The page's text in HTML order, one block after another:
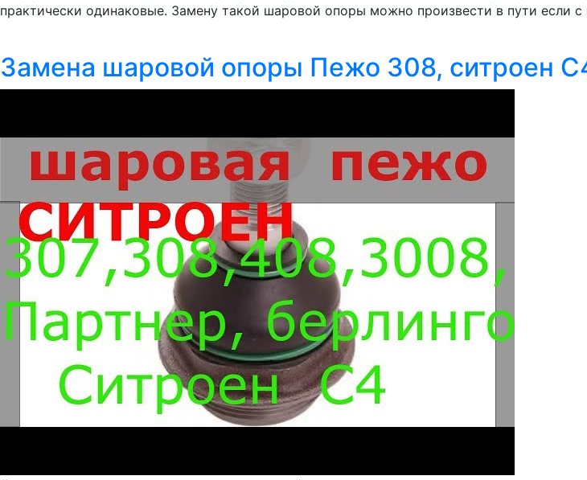
практически одинаковые. Замену такой шаровой опоры можно произвести в пути если с
Замена шаровой опоры Пежо 308, ситроен